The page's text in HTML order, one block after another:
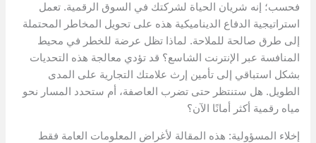
فحسب؛ إنه شريان الحياة لشركتك في السوق الرقمية. تعمل
استراتيجية الدفاع الديناميكية هذه على تحويل المخاطر المحتملة
إلى طرق صالحة للملاحة. لماذا تظل عرضة للخطر في محيط
المنافسة عبر الإنترنت الشاسع؟ قد تؤدي معالجة هذه التحديات
بشكل استباقي إلى تأمين إرث علامتك التجارية على المدى
الطويل. هل ستنتظر حتى تضرب العاصفة، أم ستحدد المسار نحو
مياه رقمية أكثر أمانًا الآن؟
إخلاء المسؤولية: هذه المقالة لأغراض المعلومات العامة فقط